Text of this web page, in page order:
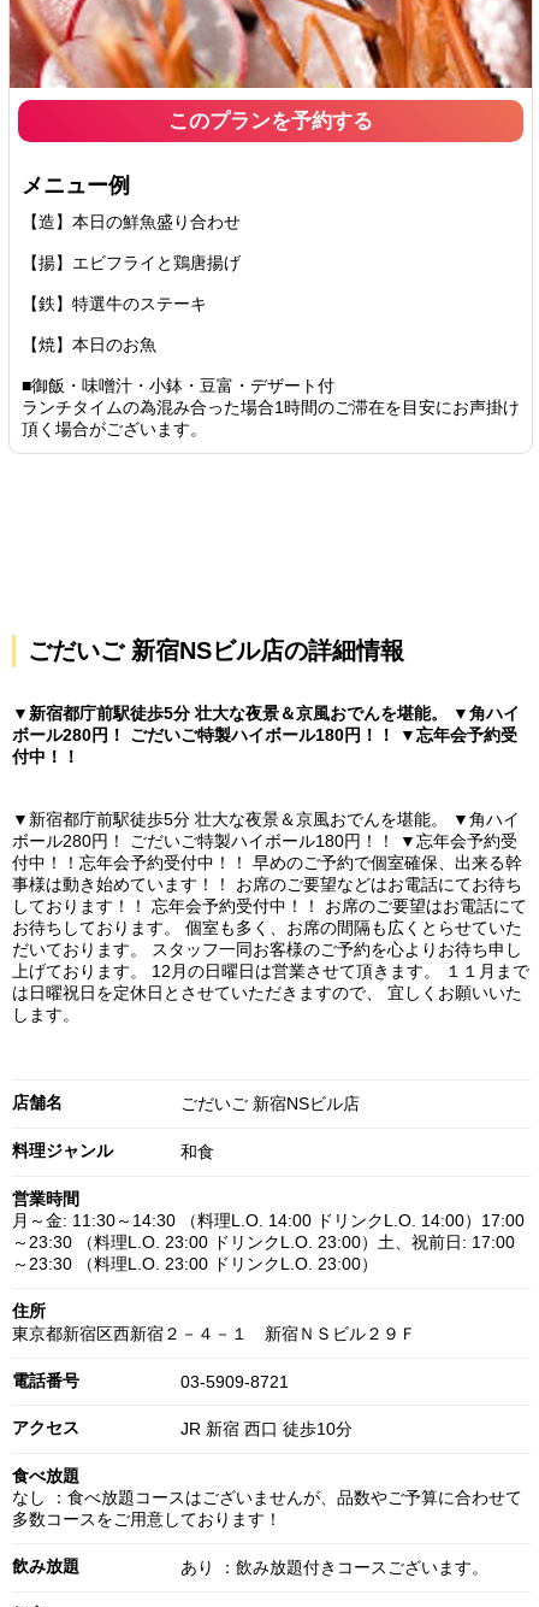
このプランを予約する
メニュー例
【造】本日の鮮魚盛り合わせ
【揚】エビフライと鶏唐揚げ
【鉄】特選牛のステーキ
【焼】本日のお魚
■御飯・味噌汁・小鉢・豆富・デザート付
ランチタイムの為混み合った場合1時間のご滞在を目安にお声掛け
頂く場合がございます。
ごだいご 新宿NSビル店の詳細情報
▼新宿都庁前駅徒歩5分 壮大な夜景＆京風おでんを堪能。 ▼角ハイ
ボール280円！ ごだいご特製ハイボール180円！！ ▼忘年会予約受
付中！！
▼新宿都庁前駅徒歩5分 壮大な夜景＆京風おでんを堪能。 ▼角ハイ
ボール280円！ ごだいご特製ハイボール180円！！ ▼忘年会予約受
付中！！忘年会予約受付中！！ 早めのご予約で個室確保、出来る幹
事様は動き始めています！！ お席のご要望などはお電話にてお待ち
しております！！ 忘年会予約受付中！！ お席のご要望はお電話にて
お待ちしております。 個室も多く、お席の間隔も広くとらせていた
だいております。 スタッフ一同お客様のご予約を心よりお待ち申し
上げております。 12月の日曜日は営業させて頂きます。 １１月まで
は日曜祝日を定休日とさせていただきますので、 宜しくお願いいた
します。
店舗名 ごだいご 新宿NSビル店
料理ジャンル 和食
営業時間
月～金: 11:30～14:30 （料理L.O. 14:00 ドリンクL.O. 14:00）17:00
～23:30 （料理L.O. 23:00 ドリンクL.O. 23:00）土、祝前日: 17:00
～23:30 （料理L.O. 23:00 ドリンクL.O. 23:00）
住所
東京都新宿区西新宿２－４－１ 新宿ＮＳビル２９Ｆ
電話番号 03-5909-8721
アクセス JR 新宿 西口 徒歩10分
食べ放題
なし ：食べ放題コースはございませんが、品数やご予算に合わせて
多数コースをご用意しております！
飲み放題 あり ：飲み放題付きコースございます。